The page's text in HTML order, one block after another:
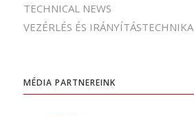
TECHNICAL NEWS
VEZÉRLÉS ÉS IRÁNYÍTÁSTECHNIKA
MÉDIA PARTNEREINK